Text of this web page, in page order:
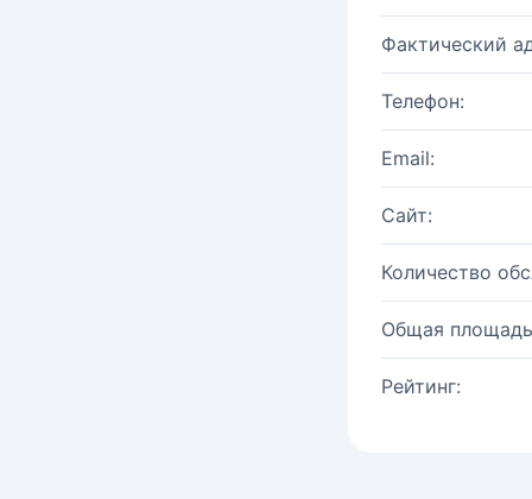
Фактический
Телефон:
Email:
Сайт:
Количество
Общая
Рейтинг: